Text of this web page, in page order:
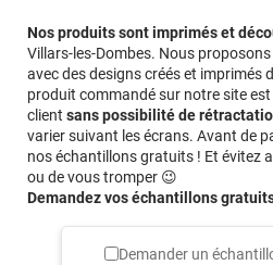
Nos produits sont imprimés et
Villars-les-Dombes. Nous
avec des designs créés et imprimés
produit commandé sur notre site
client sans possibilité de
varier suivant les écrans. Avant de
nos échantillons gratuits ! Et évitez
ou de vous tromper 😉
Demandez vos échantillons
Demander un